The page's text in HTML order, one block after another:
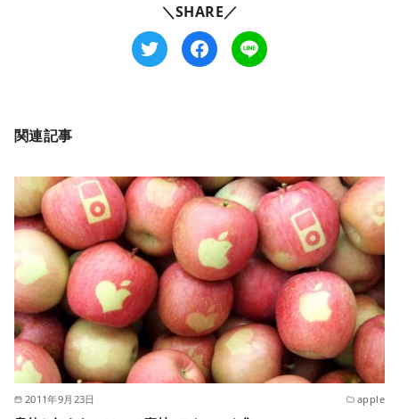
＼SHARE／
関連記事
2011年9月23日 apple